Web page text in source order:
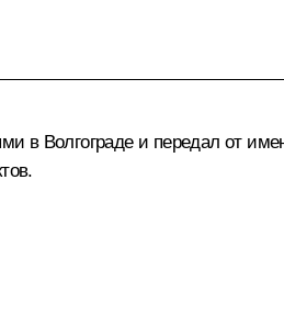
в Волгограде и передал от